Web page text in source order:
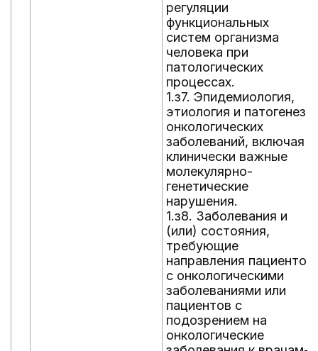
регуляции
функциональных
систем организма
человека при
патологических
процессах.
1.з7. Эпидемиология,
этиология и патогенез
онкологических
заболеваний, включая
клинически важные
молекулярно-
генетические
нарушения.
1.з8. Заболевания и
(или) состояния,
требующие
направления пациентов
с онкологическими
заболеваниями или
пациентов с
подозрением на
онкологические